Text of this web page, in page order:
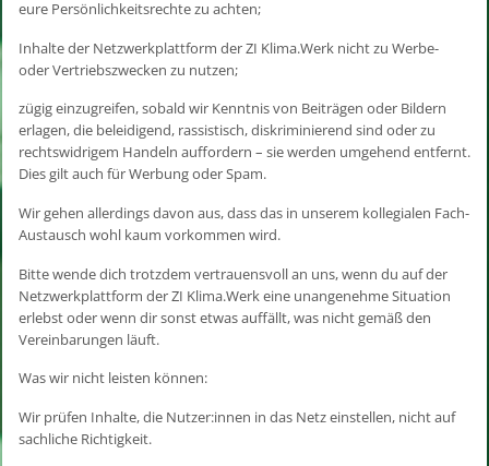
eure Persönlichkeitsrechte zu achten;
Inhalte der Netzwerkplattform der ZI Klima.Werk nicht zu Werbe-
oder Vertriebszwecken zu nutzen;
zügig einzugreifen, sobald wir Kenntnis von Beiträgen oder Bildern
erlagen, die beleidigend, rassistisch, diskriminierend sind oder zu
rechtswidrigem Handeln auffordern – sie werden umgehend entfernt.
Dies gilt auch für Werbung oder Spam.
Wir gehen allerdings davon aus, dass das in unserem kollegialen Fach-
Austausch wohl kaum vorkommen wird.
Bitte wende dich trotzdem vertrauensvoll an uns, wenn du auf der
Netzwerkplattform der ZI Klima.Werk eine unangenehme Situation
erlebst oder wenn dir sonst etwas auffällt, was nicht gemäß den
Vereinbarungen läuft.
Was wir nicht leisten können:
Wir prüfen Inhalte, die Nutzer:innen in das Netz einstellen, nicht auf
sachliche Richtigkeit.